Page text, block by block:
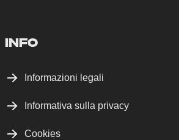
INFO
Informazioni legali
Informativa sulla privacy
Cookies